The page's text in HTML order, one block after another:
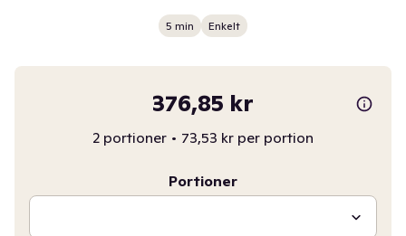
5 min Enkelt
376,85 kr
2 portioner • 73,53 kr per portion
Portioner